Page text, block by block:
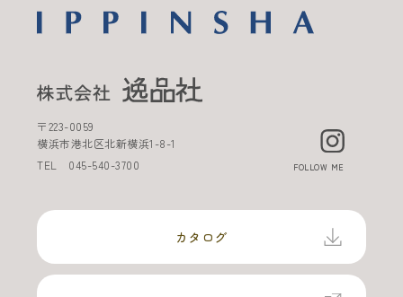
〒223-0059
横浜市港北区北新横浜1-8-1
TEL 045-540-3700 FOLLOW ME
カタログ